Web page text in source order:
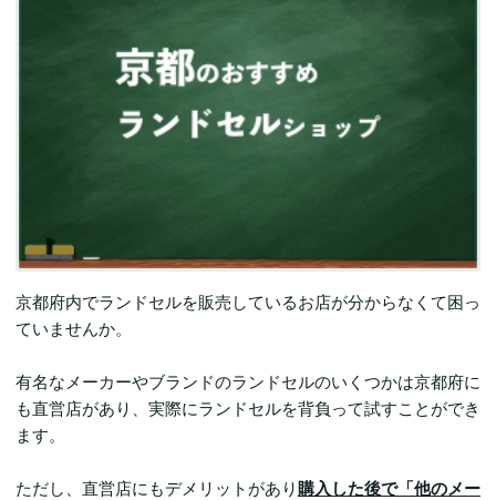
京都府内でランドセルを販売しているお店が分からなくて困っ
ていませんか。
有名なメーカーやブランドのランドセルのいくつかは京都府に
も直営店があり、実際にランドセルを背負って試すことができ
ます。
ただし、直営店にもデメリットがあり 購入した後で「他のメー